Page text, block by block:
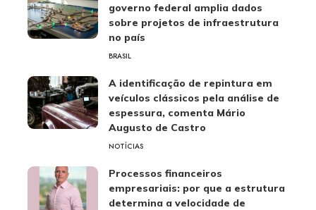
governo federal amplia dados
sobre projetos de infraestrutura
no país
BRASIL
A identificação de repintura em
veículos clássicos pela análise de
espessura, comenta Mário
Augusto de Castro
NOTÍCIAS
Processos financeiros
empresariais: por que a estrutura
determina a velocidade de